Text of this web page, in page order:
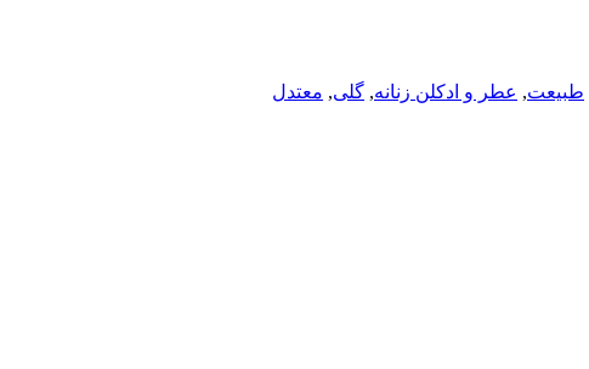
طبیعت, عطر و ادکلن زنانه, گلی, معتدل